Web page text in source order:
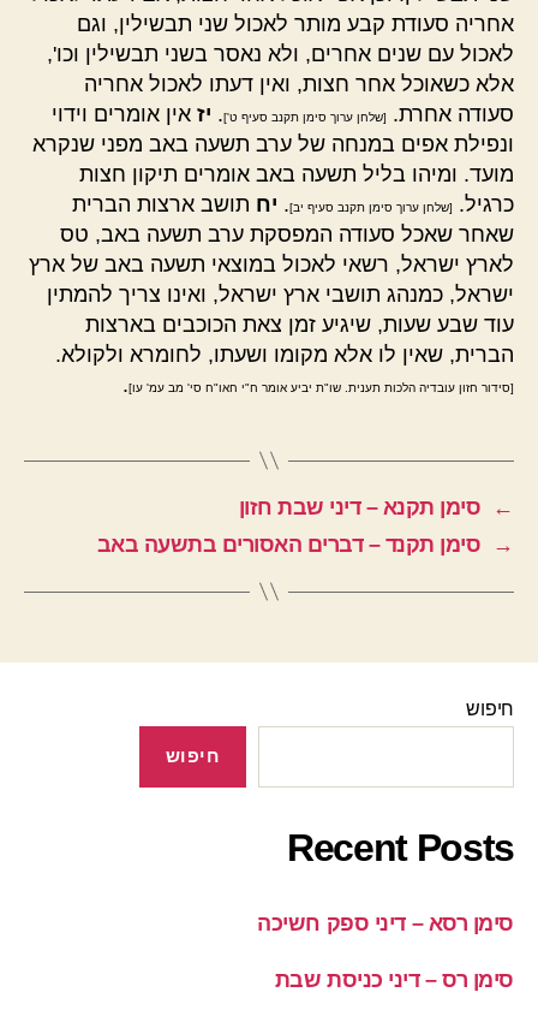
אחריה סעודת קבע מותר לאכול שני תבשילין, וגם
לאכול עם שנים אחרים, ולא נאסר בשני תבשילין וכו',
אלא כשאוכל אחר חצות, ואין דעתו לאכול אחריה
סעודה אחרת.
[שלחן ערוך סימן תקנב סעיף ט']. יז אין אומרים וידוי
ונפילת אפים במנחה של ערב תשעה באב מפני שנקרא
מועד. ומיהו בליל תשעה באב אומרים תיקון חצות
כרגיל.
[שלחן ערוך סימן תקנב סעיף יב]. יח תושב ארצות הברית
שאחר שאכל סעודה המפסקת ערב תשעה באב, טס
לארץ ישראל, רשאי לאכול במוצאי תשעה באב של ארץ
ישראל, כמנהג תושבי ארץ ישראל, ואינו צריך להמתין
עוד שבע שעות, שיגיע זמן צאת הכוכבים בארצות
הברית, שאין לו אלא מקומו ושעתו, לחומרא ולקולא.
[סידור חזון עובדיה הלכות תענית. שו"ת יביע אומר ח"י חאו"ח סי' מב עמ' עו].
←
סימן תקנא – דיני שבת חזון
→
סימן תקנד – דברים האסורים בתשעה באב
חיפוש
חיפוש
Recent Posts
סימן רסא – דיני ספק חשיכה
סימן רס – דיני כניסת שבת